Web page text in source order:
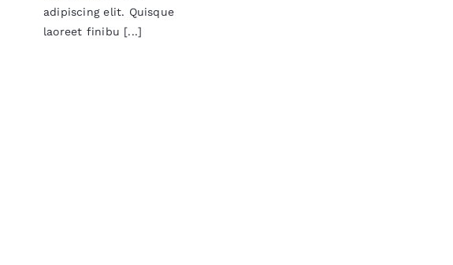
adipiscing elit. Quisque
laoreet finibu [...]